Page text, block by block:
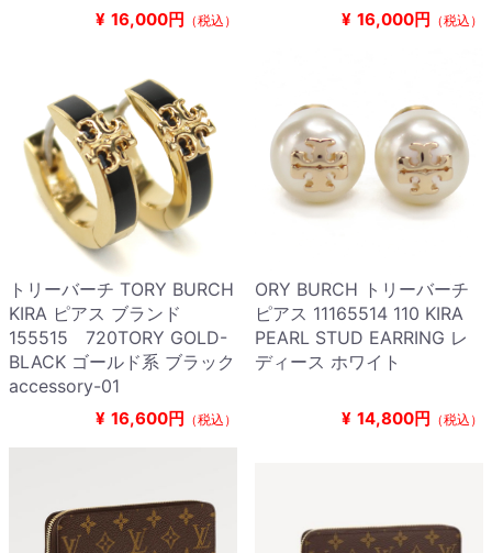
¥ 16,000円 （税込） ¥ 16,000円 （税込）
トリーバーチ TORY BURCH
KIRA ピアス ブランド
155515 720TORY GOLD-
BLACK ゴールド系 ブラック
accessory-01
¥ 16,600円 （税込）
ORY BURCH トリーバーチ
ピアス 11165514 110 KIRA
PEARL STUD EARRING レ
ディース ホワイト
¥ 14,800円 （税込）